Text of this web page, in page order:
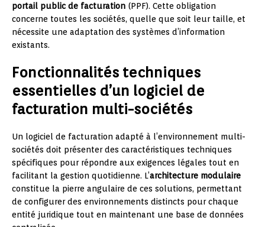
portail public de facturation (PPF). Cette obligation
concerne toutes les sociétés, quelle que soit leur taille, et
nécessite une adaptation des systèmes d’information
existants.
Fonctionnalités techniques
essentielles d’un logiciel de
facturation multi-sociétés
Un logiciel de facturation adapté à l’environnement multi-
sociétés doit présenter des caractéristiques techniques
spécifiques pour répondre aux exigences légales tout en
facilitant la gestion quotidienne. L’architecture modulaire
constitue la pierre angulaire de ces solutions, permettant
de configurer des environnements distincts pour chaque
entité juridique tout en maintenant une base de données